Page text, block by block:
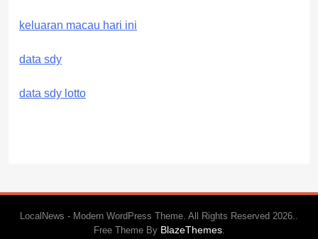
keluaran macau hari ini
data sdy
data sdy lotto
LocalNews - Modern WordPress Theme. All Rights Reserved 2026..
Free Theme By BlazeThemes.